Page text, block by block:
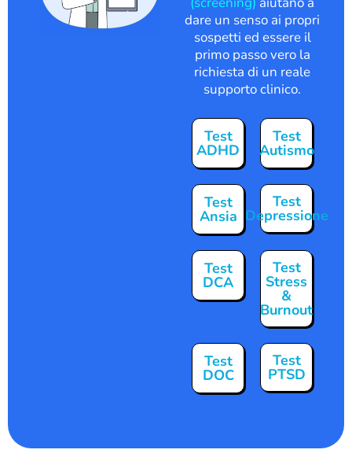
dare un senso ai propri
sospetti ed essere il
primo passo vero la
richiesta di un reale
supporto clinico.
Test
ADHD
Test
Autismo
Test
Ansia
Test
Depressione
Test
DCA
Test
Stress
&
Burnout
Test
DOC
Test
PTSD